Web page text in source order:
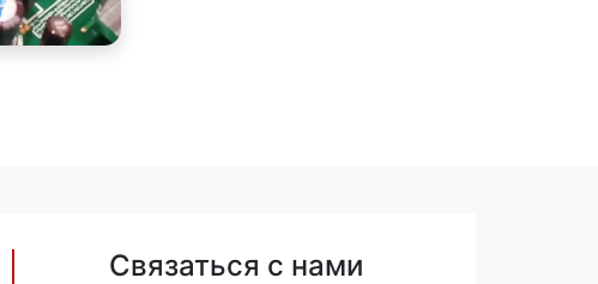
Связаться с нами